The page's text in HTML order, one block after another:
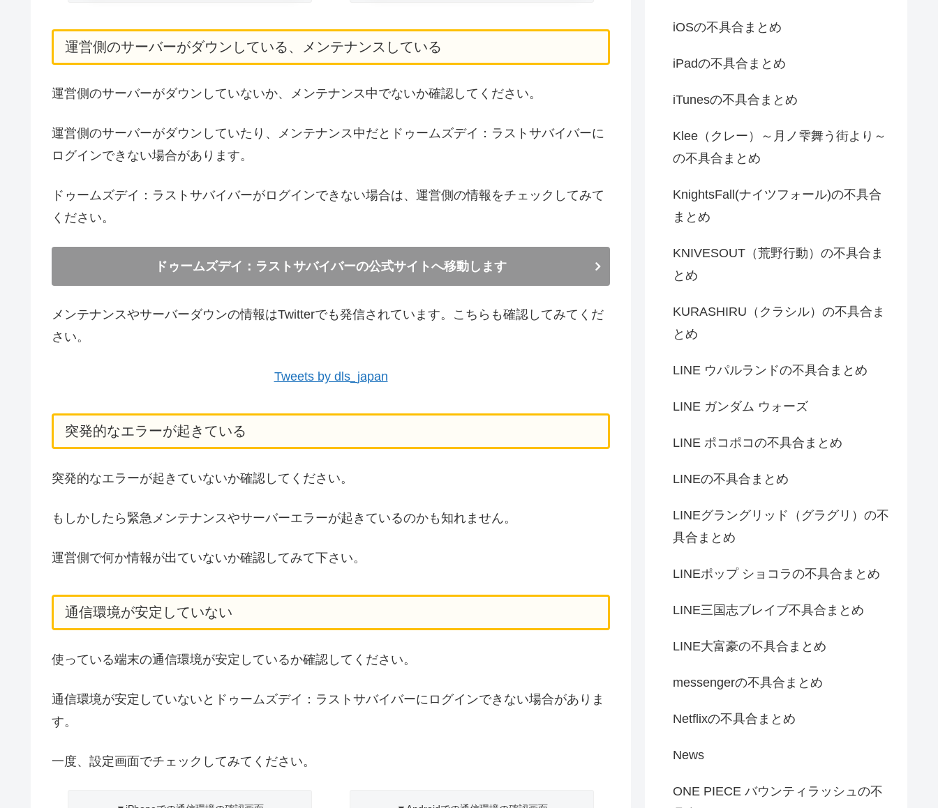
運営側のサーバーがダウンしている、メンテナンスしている
運営側のサーバーがダウンしていないか、メンテナンス中でないか確認してください。
運営側のサーバーがダウンしていたり、メンテナンス中だとドゥームズデイ：ラストサバイバーに
ログインできない場合があります。
ドゥームズデイ：ラストサバイバーがログインできない場合は、運営側の情報をチェックしてみて
ください。
ドゥームズデイ：ラストサバイバーの公式サイトへ移動します
メンテナンスやサーバーダウンの情報はTwitterでも発信されています。こちらも確認してみてくだ
さい。
Tweets by dls_japan
突発的なエラーが起きている
突発的なエラーが起きていないか確認してください。
もしかしたら緊急メンテナンスやサーバーエラーが起きているのかも知れません。
運営側で何か情報が出ていないか確認してみて下さい。
通信環境が安定していない
使っている端末の通信環境が安定しているか確認してください。
通信環境が安定していないとドゥームズデイ：ラストサバイバーにログインできない場合がありま
す。
一度、設定画面でチェックしてみてください。
iOSの不具合まとめ
iPadの不具合まとめ
iTunesの不具合まとめ
Klee（クレー）～月ノ雫舞う街より～
の不具合まとめ
KnightsFall(ナイツフォール)の不具合
まとめ
KNIVESOUT（荒野行動）の不具合ま
とめ
KURASHIRU（クラシル）の不具合ま
とめ
LINE ウパルランドの不具合まとめ
LINE ガンダム ウォーズ
LINE ポコポコの不具合まとめ
LINEの不具合まとめ
LINEグラングリッド（グラグリ）の不
具合まとめ
LINEポップ ショコラの不具合まとめ
LINE三国志ブレイブ不具合まとめ
LINE大富豪の不具合まとめ
messengerの不具合まとめ
Netflixの不具合まとめ
News
ONE PIECE バウンティラッシュの不